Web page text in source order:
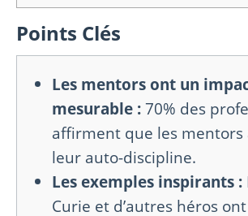
Points Clés
Les mentors ont un
mesurable :70% des
affirment que les
leur auto-discipline.
Les exemples inspirants :
Curie et d’autres héros